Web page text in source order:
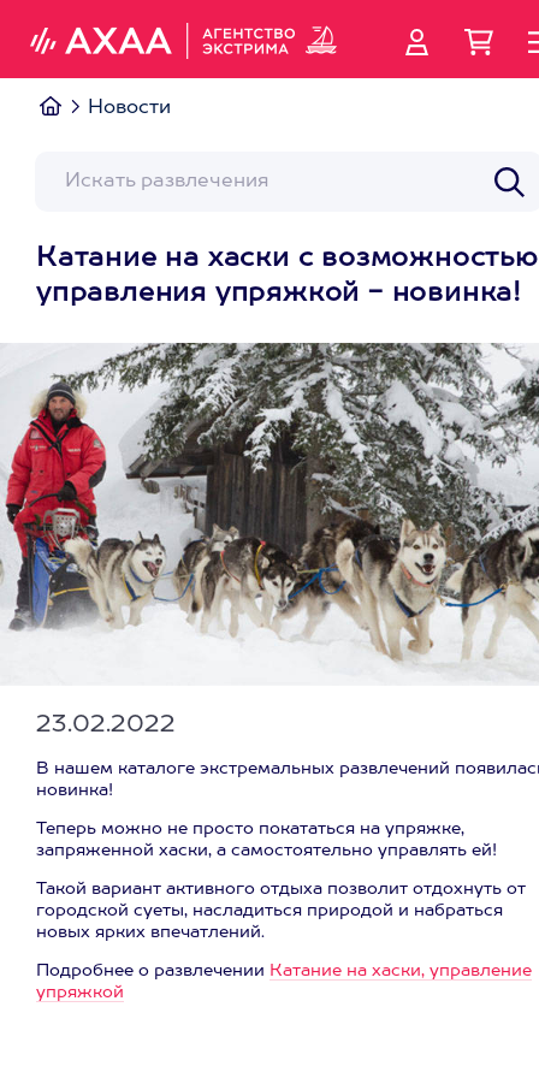
Новости
Катание на хаски с возможностью
управления упряжкой - новинка!
23.02.2022
В нашем каталоге экстремальных развлечений
новинка!
Теперь можно не просто покататься на упряжке,
запряженной хаски, а самостоятельно управлять ей!
Такой вариант активного отдыха позволит отдохнуть от
городской суеты, насладиться природой и набраться
новых ярких впечатлений.
Подробнее о развлечении Катание на хаски, управление
упряжкой